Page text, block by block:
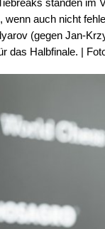
wenn auch nicht
(gegen Jan-
das Halbfinale. |